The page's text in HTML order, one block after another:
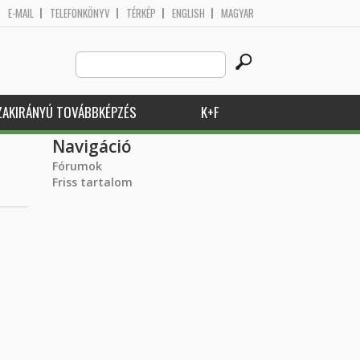
E-MAIL TELEFONKÖNYV TÉRKÉP ENGLISH MAGYAR
Search
this
site
TOVÁBBKÉPZÉS K+F
Navigáció
Fórumok
Friss tartalom